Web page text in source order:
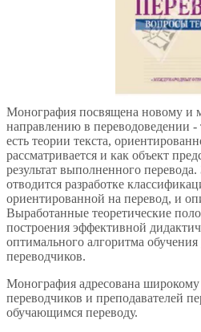
Монография посвящена новому и
направлению в переводоведении -
есть теории текста,
рассматривается и как объект
результат выполненного
отводится разработке
ориентированной на перевод, и
Выработанные теоретические
построения эффективной
оптимального алгоритма
переводчиков.
Монография адресована широкому
переводчиков и преподавателей
обучающимся переводу.